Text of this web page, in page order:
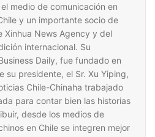
medio de comunicación en
y un importante socio de
Xinhua News Agency y del
internacional. Su
Daily, fue fundado en
su presidente, el Sr. Xu Yiping,
Chile-Chinaha trabajado
para contar bien las historias
desde los medios de
en Chile se integren mejor